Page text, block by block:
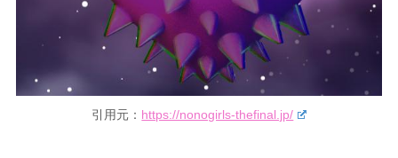
引用元： https://nonogirls-thefinal.jp/